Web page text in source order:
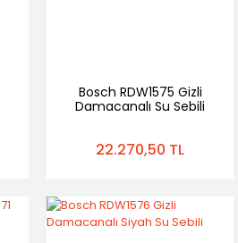
Bosch RDW1575 Gizli
Damacanalı Su Sebili
22.270,50 TL